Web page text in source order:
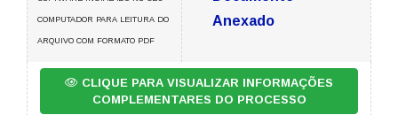
COMPUTADOR PARA LEITURA DO
ARQUIVO COM FORMATO PDF
Anexado
CLIQUE PARA VISUALIZAR INFORMAÇÕES
COMPLEMENTARES DO PROCESSO